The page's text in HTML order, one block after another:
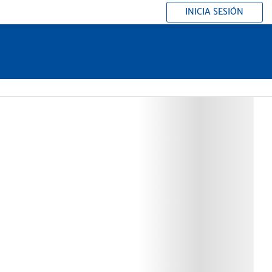
INICIA SESIÓN